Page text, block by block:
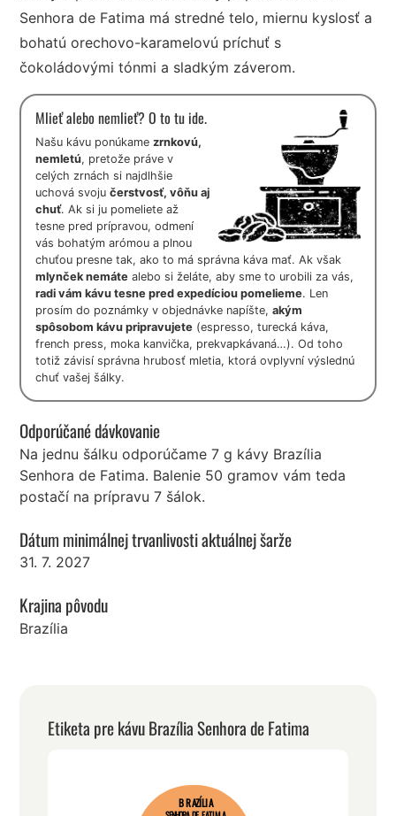
Senhora de Fatima má stredné telo, miernu kyslosť a
bohatú orechovo-karamelovú príchuť s
čokoládovými tónmi a sladkým záverom.
Mlieť alebo nemlieť? O to tu ide.
Našu kávu ponúkamezrnkovú,
nemletú, pretože práve v
celých zrnách si najdlhšie
uchová svojučerstvosť, vôňu aj
chuť. Ak si ju pomeliete až
tesne pred prípravou, odmení
vás bohatým arómou a plnou
chuťou presne tak, ako to má správna káva mať. Ak však
mlynček nemáte alebo si želáte, aby sme to urobili za vás,
radi vám kávu tesne pred expedíciou pomelieme. Len
prosím do poznámky v objednávke napíšte,akým
spôsobom kávu pripravujete (espresso, turecká káva,
french press, moka kanvička, prekvapkávaná…). Od toho
totiž závisí správna hrubosť mletia, ktorá ovplyvní výslednú
chuť vašej šálky.
Odporúčané dávkovanie
Na jednu šálku odporúčame 7 g kávy Brazília
Senhora de Fatima. Balenie 50 gramov vám teda
postačí na prípravu 7 šálok.
Dátum minimálnej trvanlivosti aktuálnej šarže
31. 7. 2027
Krajina pôvodu
Brazília
Etiketa pre kávu Brazília Senhora de Fatima
BRAZÍLIA